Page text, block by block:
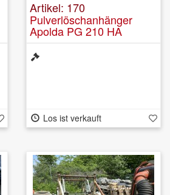
Artikel: 170
Pulverlöschanhänger
Apolda PG 210 HA
Los ist verkauft